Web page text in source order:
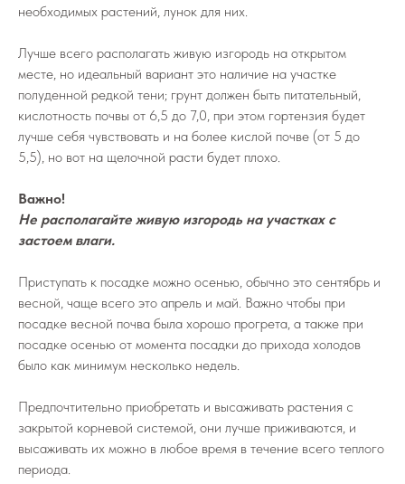
необходимых растений, лунок для них.
Лучше всего располагать живую изгородь на открытом
месте, но идеальный вариант это наличие на участке
полуденной редкой тени; грунт должен быть питательный,
кислотность почвы от 6,5 до 7,0, при этом гортензия будет
лучше себя чувствовать и на более кислой почве (от 5 до
5,5), но вот на щелочной расти будет плохо.
Важно!
Не располагайте живую изгородь на участках с
застоем влаги.
Приступать к посадке можно осенью, обычно это сентябрь и
весной, чаще всего это апрель и май. Важно чтобы при
посадке весной почва была хорошо прогрета, а также при
посадке осенью от момента посадки до прихода холодов
было как минимум несколько недель.
Предпочтительно приобретать и высаживать растения с
закрытой корневой системой, они лучше приживаются, и
высаживать их можно в любое время в течение всего теплого
периода.